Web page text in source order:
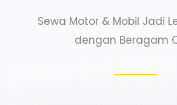
Sewa Motor & Mobil Jadi
dengan Beragam